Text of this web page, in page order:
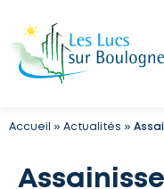
Accueil » Actualités »